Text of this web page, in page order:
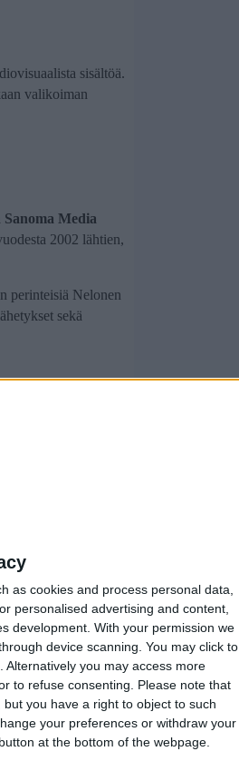
as cookies and process personal data,
personalised advertising and content,
development. With your permission we
device scanning. You may click to
Alternatively you may access more
to refuse consenting.
Please note that
you have a right to object to such
your preferences or withdraw your
at the bottom of the webpage.
sisältöä.
valikoiman
Sanoma Media
2002 lähtien,
perinteisiä Nelonen
sekä
voivat katsoa
jälkeen.
pääsyn
Urheilu 2-
että